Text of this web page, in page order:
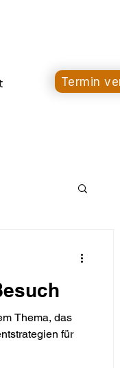
Termin
Thema, das
für